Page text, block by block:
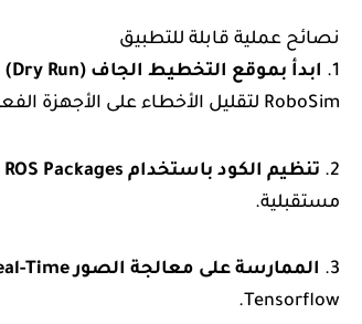
نصائح عملية قابلة للتطبيق
1.
ابدأ بموقع التخطيط الجاف (Dry Run)
RoboSim لتقليل الأخطاء على الأجهزة الفعلية.
2. تنظيم الكود باستخدام ROS Packages
مستقبلية.
3. الممارسة على معالجة الصور Real-Time
Tensorflow.